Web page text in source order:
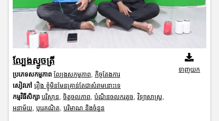
ល្បែងស្ទូចត្រី
ប្រភេទសកម្មភាព ល្បែងសកម្មភាព, កិច្ចតែងការ
សៀវភៅ រឿង ខ្ញុំមិនមែនគ្រាន់តែជាសំរាមនោះទេ
កម្មវិធីសិក្សា បរិស្ថាន, ចិត្តចលភាព, បំណិនចលករតូច, វិទ្យាសាស្រ្ត,
អនាម័យ, បុរេគណិត, បរិមាណ និងចំនួន
ទាញយក